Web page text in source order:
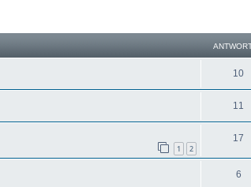
10
11
1 2
17
6